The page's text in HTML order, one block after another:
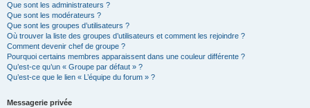
Que sont les administrateurs ?
Que sont les modérateurs ?
Que sont les groupes d’utilisateurs ?
Où trouver la liste des groupes d’utilisateurs et comment les rejoindre ?
Comment devenir chef de groupe ?
Pourquoi certains membres apparaissent dans une couleur différente ?
Qu’est-ce qu’un « Groupe par défaut » ?
Qu’est-ce que le lien « L’équipe du forum » ?
Messagerie privée